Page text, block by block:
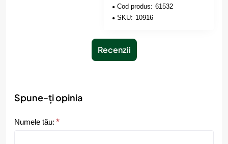
Cod produs: 61532
SKU: 10916
Recenzii
Spune-ți opinia
Numele tău: